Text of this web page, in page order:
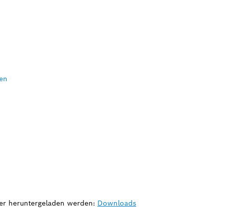
heruntergeladen werden: Downloads